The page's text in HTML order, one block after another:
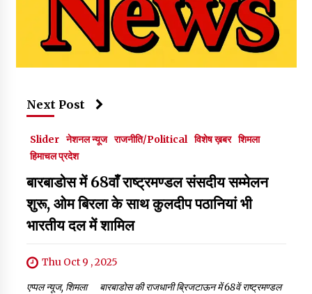
Next Post
Slider नेशनल न्यूज राजनीति/Political विशेष ख़बर शिमला
हिमाचल प्रदेश
बारबाडोस में 68वाँ राष्ट्रमण्डल संसदीय सम्मेलन
शुरू, ओम बिरला के साथ कुलदीप पठानियां भी
भारतीय दल में शामिल
Thu Oct 9 , 2025
एप्पल न्यूज, शिमला बारबाडोस की राजधानी ब्रिजटाऊन में 68वें राष्ट्रमण्डल